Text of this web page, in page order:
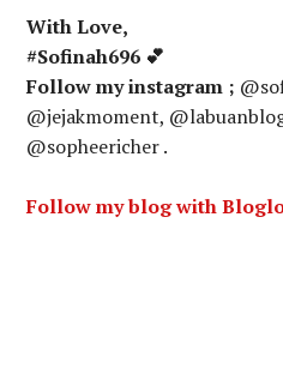
With Love,
#Sofinah696 💕
Follow my instagram ;
@jejakmoment,
@sopheericher .
Follow my blog with